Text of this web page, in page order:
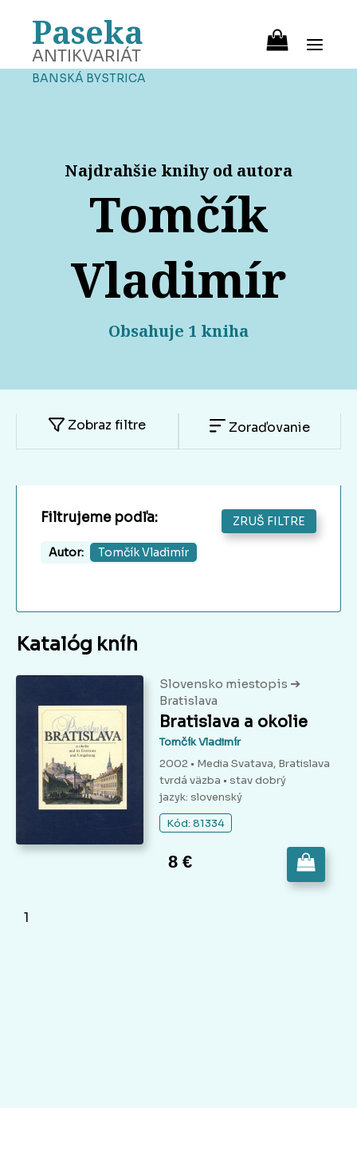
Paseka
ANTIKVARIÁT
BANSKÁ BYSTRICA
Najdrahšie knihy od autora
Tomčík
Vladimír
Obsahuje 1 kniha
Zobraz filtre Zoraďovanie
Filtrujeme podľa: ZRUŠ FILTRE
Autor: Tomčík Vladimír
Katalóg kníh
Slovensko miestopis ➔
Bratislava
Bratislava a okolie
Tomčík Vladimír
2002 • Media Svatava, Bratislava
tvrdá väzba • stav dobrý
jazyk: slovenský
Kód: 81334
8 €
1